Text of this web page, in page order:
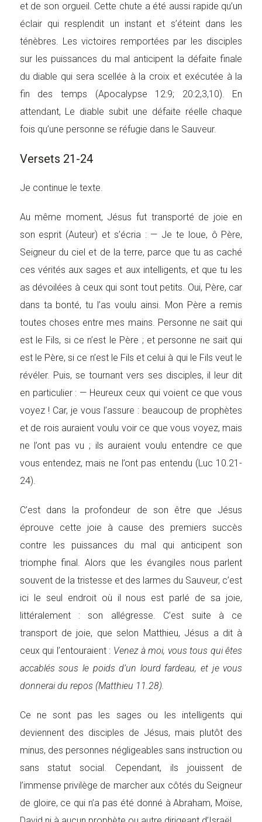
et de son orgueil. Cette chute a été aussi rapide qu’un
éclair qui resplendit un instant et s’éteint dans les
ténèbres. Les victoires remportées par les disciples
sur les puissances du mal anticipent la défaite finale
du diable qui sera scellée à la croix et exécutée à la
fin des temps (Apocalypse 12:9; 20:2,3,10). En
attendant, Le diable subit une défaite réelle chaque
fois qu’une personne se réfugie dans le Sauveur.
Versets 21-24
Je continue le texte.
Au même moment, Jésus fut transporté de joie en
son esprit (Auteur) et s’écria : — Je te loue, ô Père,
Seigneur du ciel et de la terre, parce que tu as caché
ces vérités aux sages et aux intelligents, et que tu les
as dévoilées à ceux qui sont tout petits. Oui, Père, car
dans ta bonté, tu l’as voulu ainsi. Mon Père a remis
toutes choses entre mes mains. Personne ne sait qui
est le Fils, si ce n’est le Père ; et personne ne sait qui
est le Père, si ce n’est le Fils et celui à qui le Fils veut le
révéler. Puis, se tournant vers ses disciples, il leur dit
en particulier : — Heureux ceux qui voient ce que vous
voyez ! Car, je vous l’assure : beaucoup de prophètes
et de rois auraient voulu voir ce que vous voyez, mais
ne l’ont pas vu ; ils auraient voulu entendre ce que
vous entendez, mais ne l’ont pas entendu (Luc 10.21-
24).
C’est dans la profondeur de son être que Jésus
éprouve cette joie à cause des premiers succès
contre les puissances du mal qui anticipent son
triomphe final. Alors que les évangiles nous parlent
souvent de la tristesse et des larmes du Sauveur, c’est
ici le seul endroit où il nous est parlé de sa joie,
littéralement : son allégresse. C’est suite à ce
transport de joie, que selon Matthieu, Jésus a dit à
ceux qui l’entouraient : Venez à moi, vous tous qui êtes
accablés sous le poids d’un lourd fardeau, et je vous
donnerai du repos (Matthieu 11.28).
Ce ne sont pas les sages ou les intelligents qui
deviennent des disciples de Jésus, mais plutôt des
minus, des personnes négligeables sans instruction ou
sans statut social. Cependant, ils jouissent de
l’immense privilège de marcher aux côtés du Seigneur
de gloire, ce qui n’a pas été donné à Abraham, Moïse,